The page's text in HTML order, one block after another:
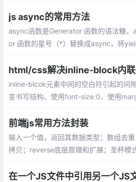
js async的常用方法
async函数是Generator 函数的语法糖
or 函数的星号（*）替换成async，将
inline-blcok元素中间的空白符引起的间
变书写结构、使用font-size:0、使用
6等）、YUI的inline-block间隙处理等...
前端js常用方法封装
输入一个值，返回其数据类型；数组去
拷贝；reverse底层原理和扩展；圣杯模
在一个JS文件中引用另一个JS